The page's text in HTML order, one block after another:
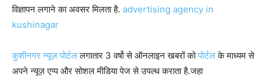
विज्ञापन लगाने का अवसर मिलता है. advertising agency in
kushinagar
कुशीनगर न्यूज़ पोर्टललगातार 3 वर्षो से ऑनलाइन खबरों कोपोर्टलके माध्यम से
अपने न्यूज़ एप्प और सोशल मीडिया पेज से उपल्ध कराता है.जहा